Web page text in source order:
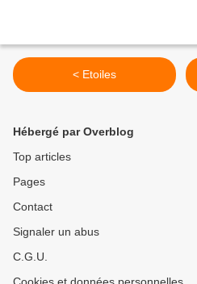
< Etoiles
Hébergé par Overblog
Top articles
Pages
Contact
Signaler un abus
C.G.U.